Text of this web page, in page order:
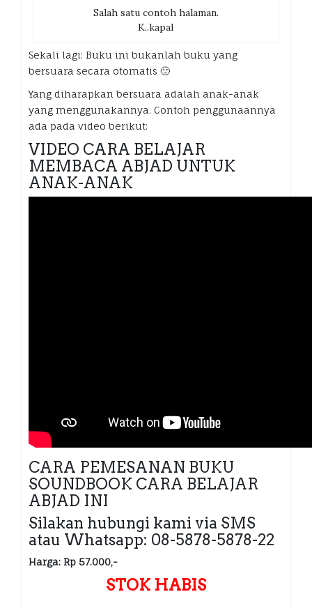
Salah satu contoh halaman.
K..kapal
Sekali lagi: Buku ini bukanlah buku yang
bersuara secara otomatis 🙂
Yang diharapkan bersuara adalah anak-anak
yang menggunakannya. Contoh penggunaannya
ada pada video berikut:
VIDEO CARA BELAJAR
MEMBACA ABJAD UNTUK
ANAK-ANAK
CARA PEMESANAN BUKU
SOUNDBOOK CARA BELAJAR
ABJAD INI
Silakan hubungi kami via SMS
atau Whatsapp: 08-5878-5878-22
Harga: Rp 57.000,-
STOK HABIS